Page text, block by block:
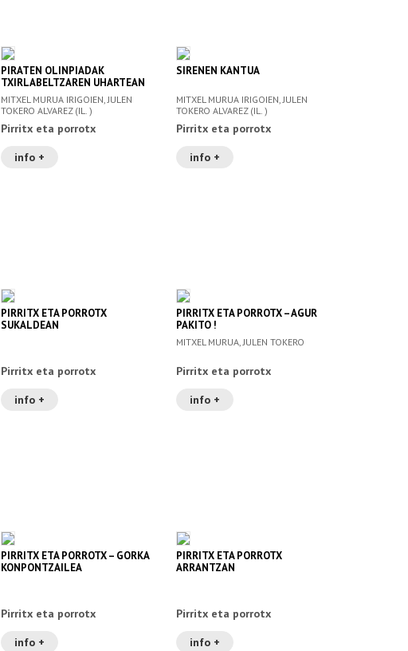
PIRATEN OLINPIADAK
TXIRLABELTZAREN UHARTEAN
MITXEL MURUA IRIGOIEN, JULEN
TOKERO ALVAREZ (IL. )
Pirritx eta porrotx
info +
SIRENEN KANTUA
MITXEL MURUA IRIGOIEN, JULEN
TOKERO ALVAREZ (IL. )
Pirritx eta porrotx
info +
PIRRITX ETA PORROTX
SUKALDEAN
Pirritx eta porrotx
info +
PIRRITX ETA PORROTX – AGUR
PAKITO !
MITXEL MURUA, JULEN TOKERO
Pirritx eta porrotx
info +
PIRRITX ETA PORROTX – GORKA
KONPONTZAILEA
Pirritx eta porrotx
info +
PIRRITX ETA PORROTX
ARRANTZAN
Pirritx eta porrotx
info +